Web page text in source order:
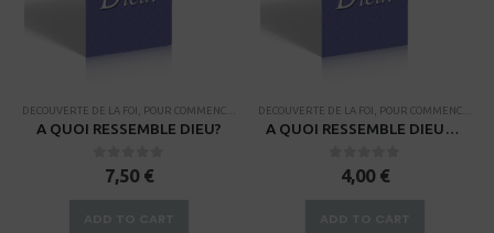
DECOUVERTE DE LA FOI POUR COMMENCER PROCESSUS DE FORMATION DE DISCIPLE,RENDEZ-
A QUOI RESSEMBLE DIEU?
sur 5
7,50 €
DECOUVERTE DE LA FOI POUR COMMENCER
A QUOI RESSEMBLE DIEU? Manuel du guide
sur 5
4,00 €